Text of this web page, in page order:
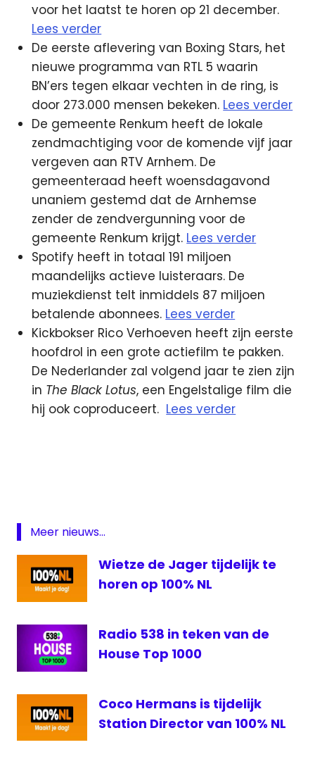
voor het laatst te horen op 21 december.
Lees verder
De eerste aflevering van Boxing Stars, het
nieuwe programma van RTL 5 waarin
BN’ers tegen elkaar vechten in de ring, is
door 273.000 mensen bekeken. Lees verder
De gemeente Renkum heeft de lokale
zendmachtiging voor de komende vijf jaar
vergeven aan RTV Arnhem. De
gemeenteraad heeft woensdagavond
unaniem gestemd dat de Arnhemse
zender de zendvergunning voor de
gemeente Renkum krijgt. Lees verder
Spotify heeft in totaal 191 miljoen
maandelijks actieve luisteraars. De
muziekdienst telt inmiddels 87 miljoen
betalende abonnees. Lees verder
Kickbokser Rico Verhoeven heeft zijn eerste
hoofdrol in een grote actiefilm te pakken.
De Nederlander zal volgend jaar te zien zijn
in The Black Lotus, een Engelstalige film die
hij ook coproduceert. Lees verder
Radio
Serious
Request
Spotify
StukTV
zendmast
Meer nieuws...
Wietze de Jager tijdelijk te
horen op 100% NL
Radio 538 in teken van de
House Top 1000
Coco Hermans is tijdelijk
Station Director van 100% NL